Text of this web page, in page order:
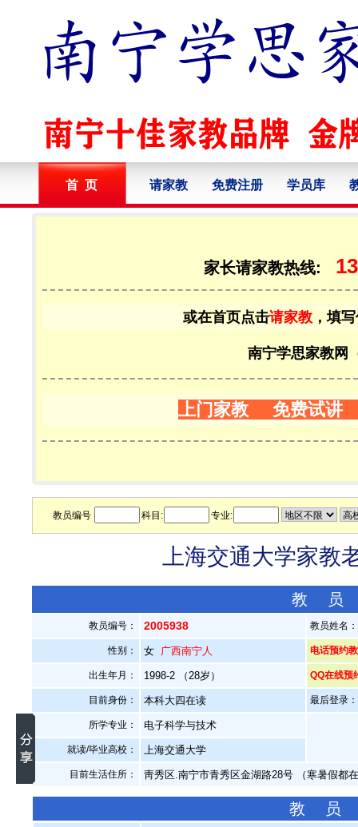
首 页 请家教 免费注册 学员库
家长请家教热线:
或在首页点击请家教 ，填
南宁学思家教网
上门家教 免费试讲
教员编号 科目: 专业:
上海交通大学家
教
教员编号： 2005938 教员姓名
性别： 女 广西南宁人 电话预约
出生年月： 1998-2 （28岁） QQ在线预
目前身份： 本科大四在读 最后登录
所学专业： 电子科学与技术
就读/毕业高校： 上海交通大学
目前生活住所： 靑秀区.南宁市青秀区金湖路28号 （寒暑假都
教 员